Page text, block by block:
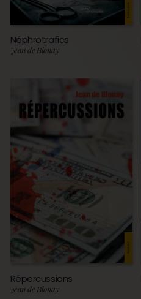
Néphrotrafics
Jean de Blonay
Répercussions
Jean de Blonay